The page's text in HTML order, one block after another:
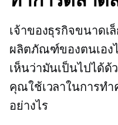
เจ้าของธุรกิจขนาดเ
ผลิตภัณฑ์ของตนเอง
เห็นว่ามันเป็นไปได้ด้
คุณใช้เวลาในการทำ
อย่างไร